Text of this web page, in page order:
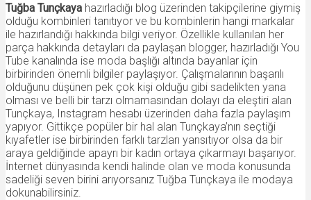
Tuğba Tunçkaya hazırladığı blog üzerinden takipçilerine giymiş
olduğu kombinleri tanıtıyor ve bu kombinlerin hangi markalar
ile hazırlandığı hakkında bilgi veriyor. Özellikle kullanılan her
parça hakkında detayları da paylaşan blogger, hazırladığı You
Tube kanalında ise moda başlığı altında bayanlar için
birbirinden önemli bilgiler paylaşıyor. Çalışmalarının başarılı
olduğunu düşünen pek çok kişi olduğu gibi sadelikten yana
olması ve belli bir tarzı olmamasından dolayı da eleştiri alan
Tunçkaya, Instagram hesabı üzerinden daha fazla paylaşım
yapıyor. Gittikçe popüler bir hal alan Tunçkaya’nın seçtiği
kıyafetler ise birbirinden farklı tarzları yansıtıyor olsa da bir
araya geldiğinde apayrı bir kadın ortaya çıkarmayı başarıyor.
İnternet dünyasında kendi halinde olan ve moda konusunda
sadeliği seven birini arıyorsanız Tuğba Tunçkaya ile modaya
dokunabilirsiniz.